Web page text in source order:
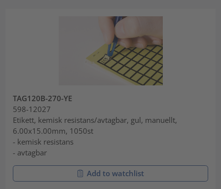
TAG120B-270-YE
598-12027
Etikett, kemisk resistans/avtagbar, gul, manuellt,
6.00x15.00mm, 1050st
- kemisk resistans
- avtagbar
Add to watchlist